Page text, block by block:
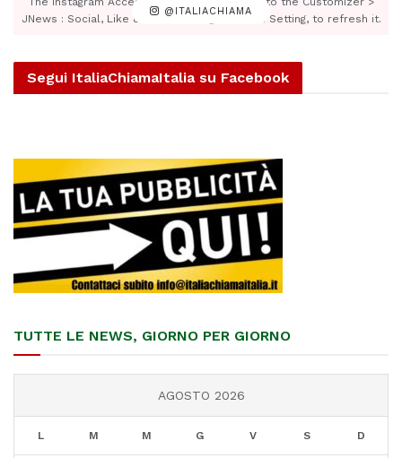
@ITALIACHIAMA
JNews : Social, Like & View > Instagram Feed Setting, to refresh it.
Segui ItaliaChiamaItalia su Facebook
TUTTE LE NEWS, GIORNO PER GIORNO
AGOSTO 2026
L M M G V S D